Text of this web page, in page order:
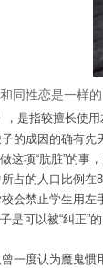
性恋是一样的
，是指较擅长使
的成因的确有
这项“肮脏”的事
占的人口比例在
禁止学生用左手
是可以被“纠正”
一度认为魔鬼